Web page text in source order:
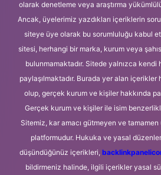
olarak denetleme veya araştırma
Ancak, üyelerimiz yazdıkları içeriklerin
siteye üye olarak bu sorumluluğu kabul
sitesi, herhangi bir marka, kurum veya
bulunmamaktadır. Sitede yalnızca kendi
paylaşılmaktadır. Burada yer alan içerikler
olup, gerçek kurum ve kişiler hakkında
Gerçek kurum ve kişiler ile isim
Sitemiz, kar amacı gütmeyen ve
platformudur. Hukuka ve yasal
düşündüğünüz içerikleri,
bildirmeniz halinde, ilgili içerikler yasal